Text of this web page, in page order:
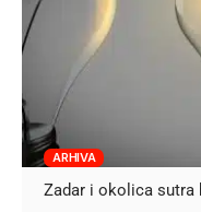
ARHIVA
Zadar i okolica sutra